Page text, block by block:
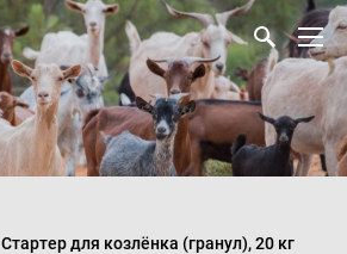
Стартер для козлёнка (гранул), 20 кг